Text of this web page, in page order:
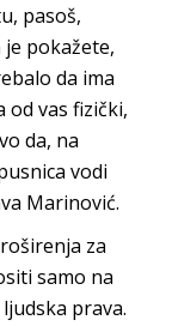
pasoš,
pokažete,
da ima
od vas fizički,
da, na
vodi
Marinović.
za
samo na
prava.